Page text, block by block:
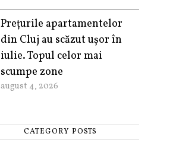
Prețurile apartamentelor
din Cluj au scăzut ușor în
iulie. Topul celor mai
scumpe zone
august 4, 2026
CATEGORY POSTS